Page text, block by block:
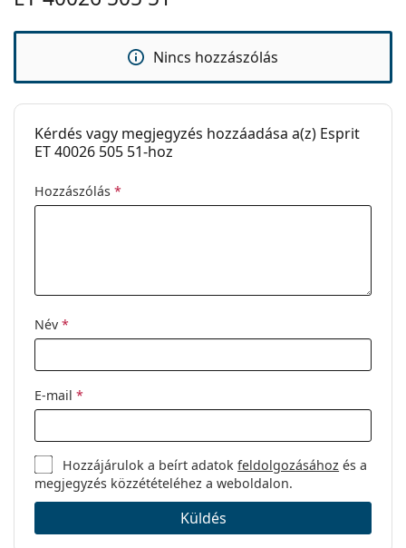
Kód:
ET40026 505 51
Nincs hozzászólás
Kérdés vagy megjegyzés hozzáadása a(z) Esprit
ET 40026 505 51-hoz
Hozzászólás *
Név *
E-mail *
Hozzájárulok a beírt adatokfeldolgozásához és a
megjegyzés közzétételéhez a weboldalon.
Küldés